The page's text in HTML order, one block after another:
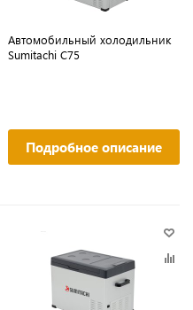
Автомобильный холодильник
Sumitachi C75
Подробное описание